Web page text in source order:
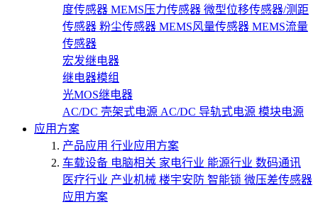
度传感器 MEMS压力传感器 微型位移传感器/测距
传感器 粉尘传感器 MEMS风量传感器 MEMS流量
传感器
宏发继电器
继电器模组
光MOS继电器
AC/DC 壳架式电源 AC/DC 导轨式电源 模块电源
应用方案
产品应用 行业应用方案
车载设备 电脑相关 家电行业 能源行业 数码通讯
医疗行业 产业机械 楼宇安防 智能锁 微压差传感器
应用方案